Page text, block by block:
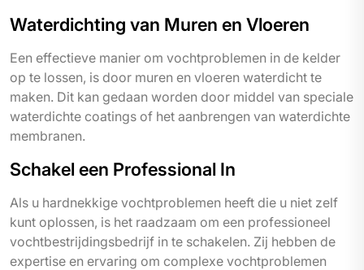
Waterdichting van Muren en Vloeren
Een effectieve manier om vochtproblemen in de kelder
op te lossen, is door muren en vloeren waterdicht te
maken. Dit kan gedaan worden door middel van speciale
waterdichte coatings of het aanbrengen van waterdichte
membranen.
Schakel een Professional In
Als u hardnekkige vochtproblemen heeft die u niet zelf
kunt oplossen, is het raadzaam om een professioneel
vochtbestrijdingsbedrijf in te schakelen. Zij hebben de
expertise en ervaring om complexe vochtproblemen